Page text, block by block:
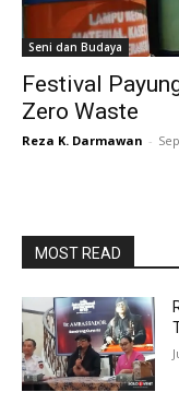
Seni dan Budaya
Festival
Zero Waste
Reza K. Darmawan -
MOST READ